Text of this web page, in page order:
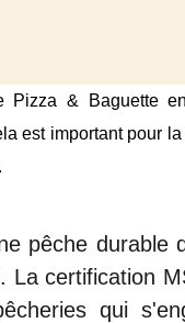
Pizza & Baguette
est important pour
pêche durable
La certification
qui